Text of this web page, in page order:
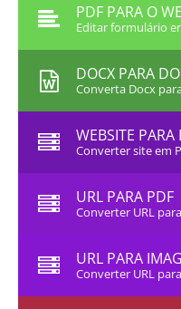
PDF PARA O
Editar formulário
DOCX PARA
Converta Docx
WEBSITE PARA
Converter site em
URL PARA PDF
Converter URL
URL PARA
Converter URL